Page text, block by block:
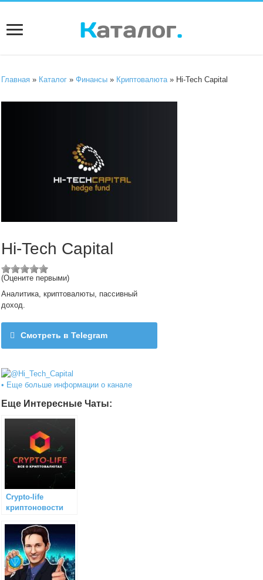
Главная » Каталог »Финансы » Криптовалюта » Hi-Tech Capital
Hi-Tech Capital
(Оцените первыми)
Аналитика, криптовалюты, пассивный
доход.
Смотреть в Telegram
• Еще больше информации о канале
Еще Интересные Чаты:
Сrypto-life
криптоновости